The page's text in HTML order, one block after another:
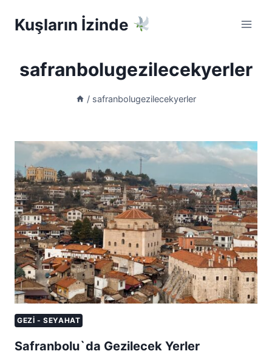
Kuşların İzinde
safranbolugezilecekyerler
/ safranbolugezilecekyerler
GEZI - SEYAHAT
Safranbolu`da Gezilecek Yerler